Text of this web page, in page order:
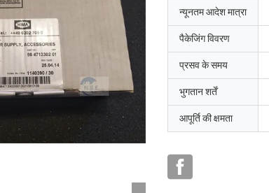
न्यूनतम आदेश मात्रा
पैकेजिंग विवरण
प्रसव के समय
भुगतान शर्तें
आपूर्ति की क्षमता